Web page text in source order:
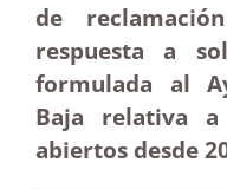
de
respuesta a
formulada al
Baja relativa a
abiertos desde